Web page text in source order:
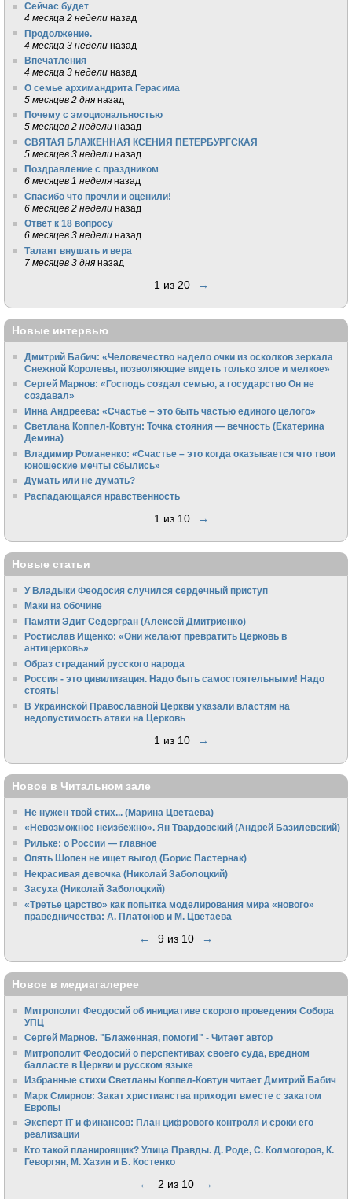
Сейчас будет
4 месяца 2 недели назад
Продолжение.
4 месяца 3 недели назад
Впечатления
4 месяца 3 недели назад
О семье архимандрита Герасима
5 месяцев 2 дня назад
Почему с эмоциональностью
5 месяцев 2 недели назад
СВЯТАЯ БЛАЖЕННАЯ КСЕНИЯ ПЕТЕРБУРГСКАЯ
5 месяцев 3 недели назад
Поздравление с праздником
6 месяцев 1 неделя назад
Спасибо что прочли и оценили!
6 месяцев 2 недели назад
Ответ к 18 вопросу
6 месяцев 3 недели назад
Талант внушать и вера
7 месяцев 3 дня назад
1 из 20 →
Новые интервью
Дмитрий Бабич: «Человечество надело очки из осколков зеркала
Снежной Королевы, позволяющие видеть только злое и мелкое»
Сергей Марнов: «Господь создал семью, а государство Он не
создавал»
Инна Андреева: «Счастье – это быть частью единого целого»
Светлана Коппел-Ковтун: Точка стояния — вечность (Екатерина
Демина)
Владимир Романенко: «Счастье – это когда оказывается что твои
юношеские мечты сбылись»
Думать или не думать?
Распадающаяся нравственность
1 из 10 →
Новые статьи
У Владыки Феодосия случился сердечный приступ
Маки на обочине
Памяти Эдит Сёдергран (Алексей Дмитриенко)
Ростислав Ищенко: «Они желают превратить Церковь в
антицерковь»
Образ страданий русского народа
Россия - это цивилизация. Надо быть самостоятельными! Надо
стоять!
В Украинской Православной Церкви указали властям на
недопустимость атаки на Церковь
1 из 10 →
Новое в Читальном зале
Не нужен твой стих... (Марина Цветаева)
«Невозможное неизбежно». Ян Твардовский (Андрей Базилевский)
Рильке: о России — главное
Опять Шопен не ищет выгод (Борис Пастернак)
Некрасивая девочка (Николай Заболоцкий)
Засуха (Николай Заболоцкий)
«Третье царство» как попытка моделирования мира «нового»
праведничества: А. Платонов и М. Цветаева
← 9 из 10 →
Новое в медиагалерее
Митрополит Феодосий об инициативе скорого проведения Собора
УПЦ
Сергей Марнов. "Блаженная, помоги!" - Читает автор
Митрополит Феодосий о перспективах своего суда, вредном
балласте в Церкви и русском языке
Избранные стихи Светланы Коппел-Ковтун читает Дмитрий Бабич
Марк Смирнов: Закат христианства приходит вместе с закатом
Европы
Эксперт IT и финансов: План цифрового контроля и сроки его
реализации
Кто такой планировщик? Улица Правды. Д. Роде, С. Колмогоров, К.
Геворгян, М. Хазин и Б. Костенко
← 2 из 10 →